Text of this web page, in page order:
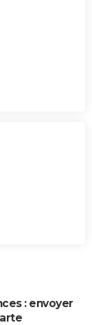
: envoyer